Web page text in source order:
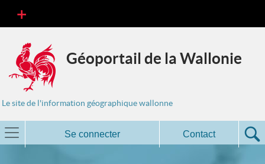
Géoportail de la Wallonie
Le site de l'information géographique wallonne
Se connecter Contact